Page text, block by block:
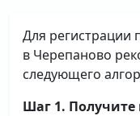
Для регистрации
в Черепаново
следующего
Шаг 1.